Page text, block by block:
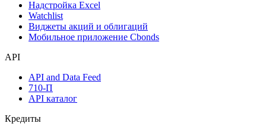
Надстройка Excel
Watchlist
Виджеты акций и облигаций
Мобильное приложение Cbonds
API
API and Data Feed
710-П
API каталог
Кредиты